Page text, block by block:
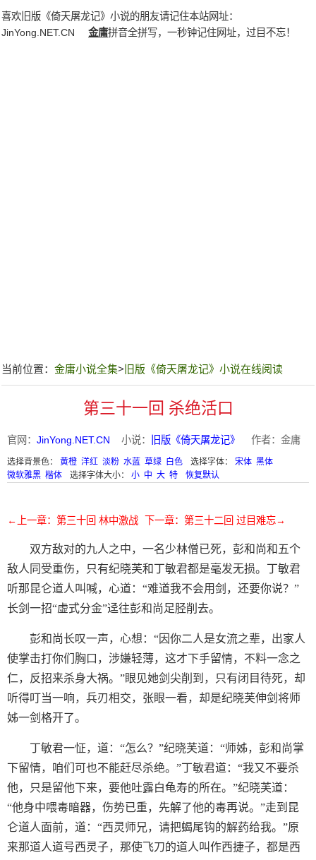
喜欢旧版《倚天屠龙记》小说的朋友请记住本站网址：
JinYong.NET.CN
金庸拼音全拼写，一秒钟记住网址，过目不忘！
当前位置： 金庸小说全集> 旧版《倚天屠龙记》小说在线阅读
第三十一回 杀绝活口
官网： JinYong.NET.CN 小说： 旧版《倚天屠龙记》 作者：金庸
选择背景色： 黄橙 洋红 淡粉 水蓝 草绿 白色 选择字体： 宋体 黑体
微软雅黑 楷体 选择字体大小： 小 中 大 特 恢复默认
←上一章：第三十回 林中激战 下一章：第三十二回 过目难忘→
双方敌对的九人之中，一名少林僧已死，彭和尚和五个
敌人同受重伤，只有纪晓芙和丁敏君都是毫发无损。丁敏君
听那昆仑道人叫喊，心道：“难道我不会用剑，还要你说？”
长剑一招“虚式分金”迳往彭和尚足胫削去。
彭和尚长叹一声，心想：“因你二人是女流之辈，出家人
使掌击打你们胸口，涉嫌轻薄，这才下手留情，不料一念之
仁，反招来杀身大祸。”眼见她剑尖削到，只有闭目待死，却
听得叮当一响，兵刃相交，张眼一看，却是纪晓芙伸剑将师
姊一剑格开了。
丁敏君一怔，道：“怎么？”纪晓芙道：“师姊，彭和尚掌
下留情，咱们可也不能赶尽杀绝。”丁敏君道：“我又不要杀
他，只是留他下来，要他吐露白龟寿的所在。”纪晓芙道：
“他身中喂毒暗器，伤势已重，先解了他的毒再说。”走到昆
仑道人面前，道：“西灵师兄，请把蝎尾钩的解药给我。”原
来那道人道号西灵子，那使飞刀的道人叫作西捷子，都是西